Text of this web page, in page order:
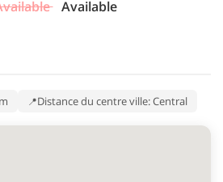
Available
Distance du centre ville: Central